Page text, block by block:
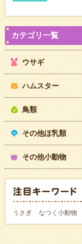
ウサギ
ハムスター
鳥類
その他ほ乳類
その他小動物
うさぎ なつく小動物